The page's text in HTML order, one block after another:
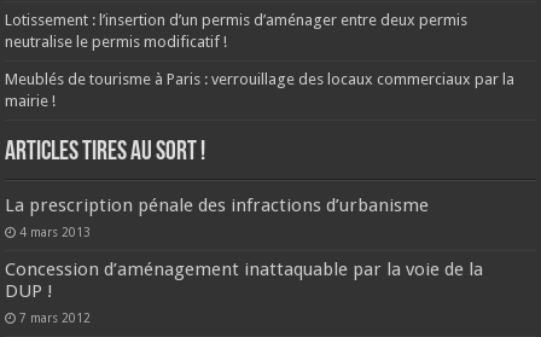
Lotissement : l’insertion d’un permis d’aménager entre deux permis
neutralise le permis modificatif !
Meublés de tourisme à Paris : verrouillage des locaux commerciaux par la
mairie !
ARTICLES TIRES AU SORT !
La prescription pénale des infractions d’urbanisme
4 mars 2013
Concession d’aménagement inattaquable par la voie de la
DUP !
7 mars 2012